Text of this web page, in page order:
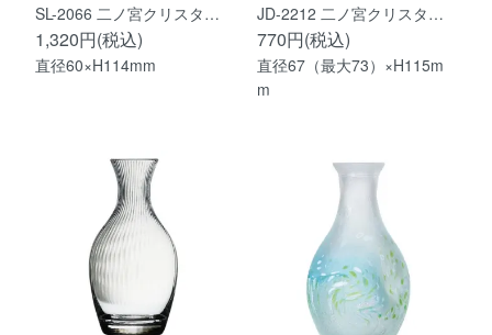
SL-2066 二ノ宮クリスタ…
1,320円(税込)
直径60×H114mm
JD-2212 二ノ宮クリスタ…
770円(税込)
直径67（最大73）×H115m
m